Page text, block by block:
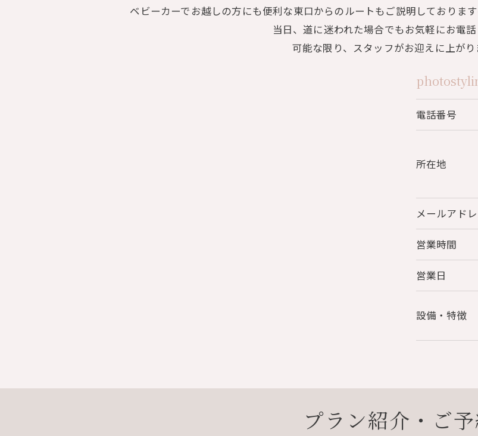
ベビーカーでお越しの方にも便利な東口からのルートもご説明しておりま
当日、道に迷われた場合でもお気軽にお電話
可能な限り、スタッフがお迎えに上がり
電話番号
所在地
メールアド
営業時間
営業日
設備・特徴
プラン紹介・ご